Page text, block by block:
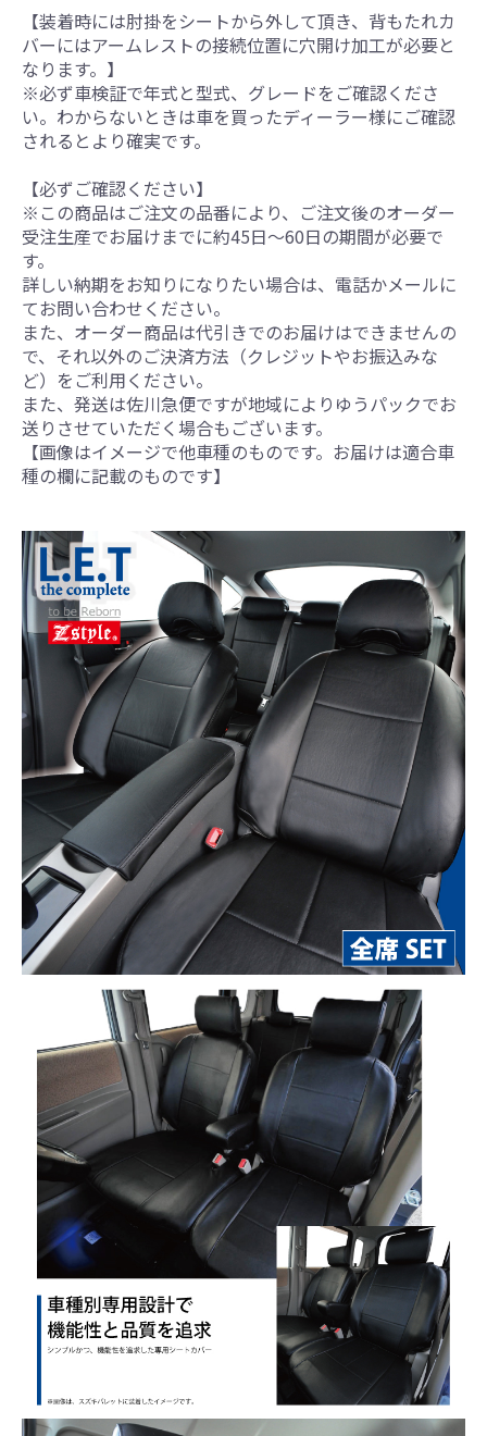
【装着時には肘掛をシートから外して頂き、背もたれカ
バーにはアームレストの接続位置に穴開け加工が必要と
なります。】
※必ず車検証で年式と型式、グレードをご確認くださ
い。わからないときは車を買ったディーラー様にご確認
されるとより確実です。
【必ずご確認ください】
※この商品はご注文の品番により、ご注文後のオーダー
受注生産でお届けまでに約45日～60日の期間が必要で
す。
詳しい納期をお知りになりたい場合は、電話かメールに
てお問い合わせください。
また、オーダー商品は代引きでのお届けはできませんの
で、それ以外のご決済方法（クレジットやお振込みな
ど）をご利用ください。
また、発送は佐川急便ですが地域によりゆうパックでお
送りさせていただく場合もございます。
【画像はイメージで他車種のものです。お届けは適合車
種の欄に記載のものです】